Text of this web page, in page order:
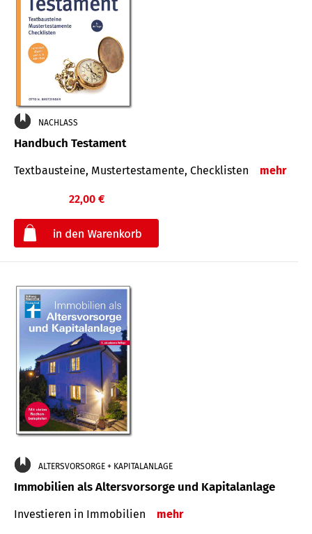
NACHLASS
Handbuch Testament
Textbausteine, Mustertestamente, Checklisten mehr
22,00 €
ALTERSVORSORGE + KAPITALANLAGE
Immobilien als Altersvorsorge und Kapitalanlage
Investieren in Immobilien mehr